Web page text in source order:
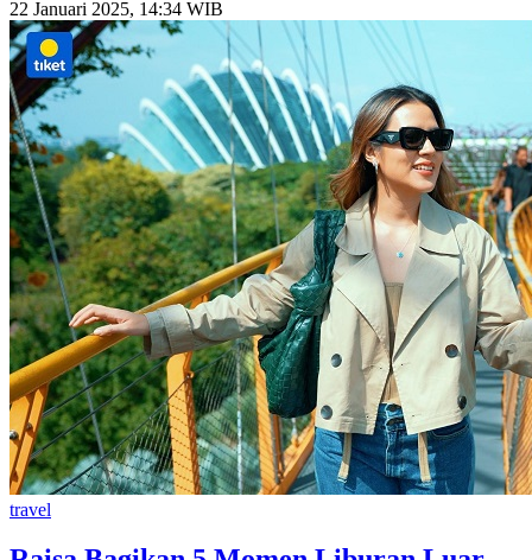
22 Januari 2025, 14:34 WIB
travel